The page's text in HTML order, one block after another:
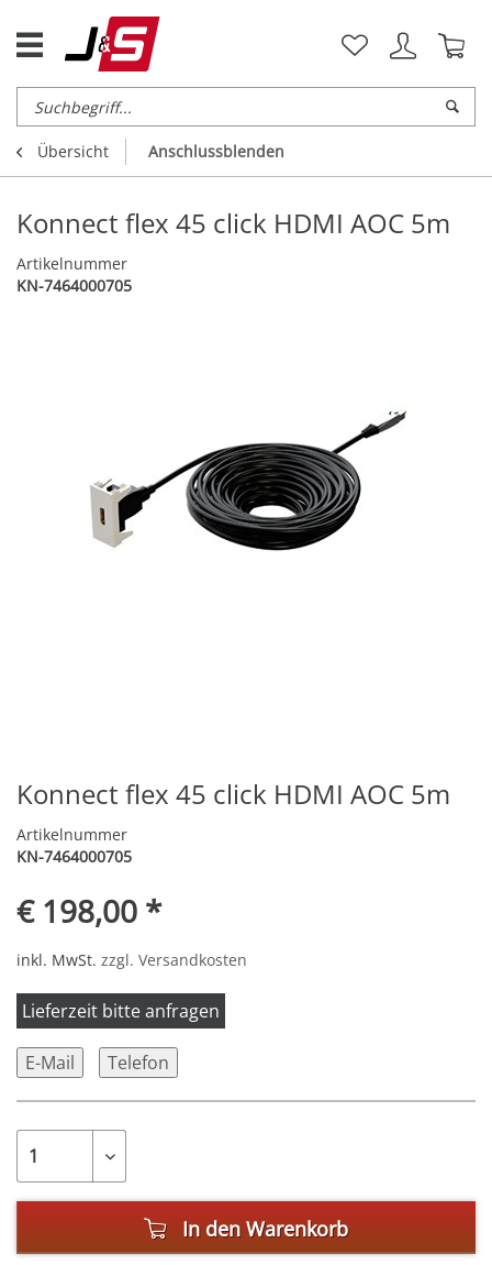
Übersicht Anschlussblenden
Konnect flex 45 click HDMI AOC 5m
Artikelnummer
KN-7464000705
Konnect flex 45 click HDMI AOC 5m
Artikelnummer
KN-7464000705
€ 198,00 *
inkl. MwSt. zzgl. Versandkosten
Lieferzeit bitte anfragen
E-Mail Telefon
In den Warenkorb